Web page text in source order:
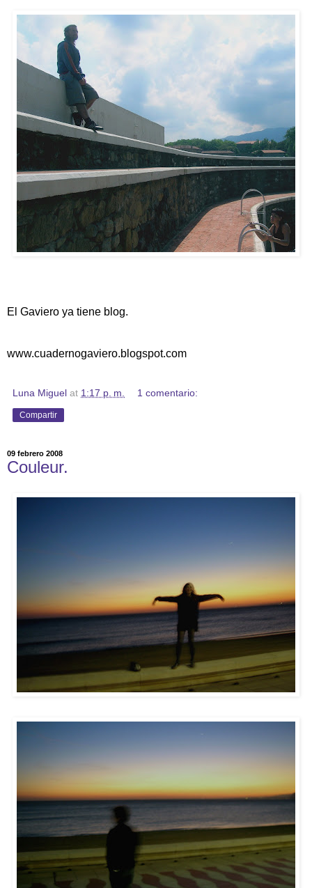
El Gaviero ya tiene blog.
www.cuadernogaviero.blogspot.com
Luna Miguel at 1:17 p. m. 1 comentario:
Compartir
09 febrero 2008
Couleur.